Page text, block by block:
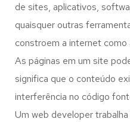
de sites, aplicativos,
quaisquer outras
constroem a internet como
As páginas em um site
significa que o conteúdo
interferência no código
Um web developer